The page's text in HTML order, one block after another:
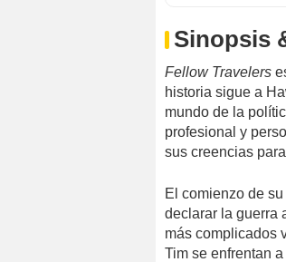
Sinopsis
Fellow Travelers
historia sigue a
mundo de la
profesional y
sus creencias
El comienzo de
declarar la guerra
más complicados
Tim se enfrentan